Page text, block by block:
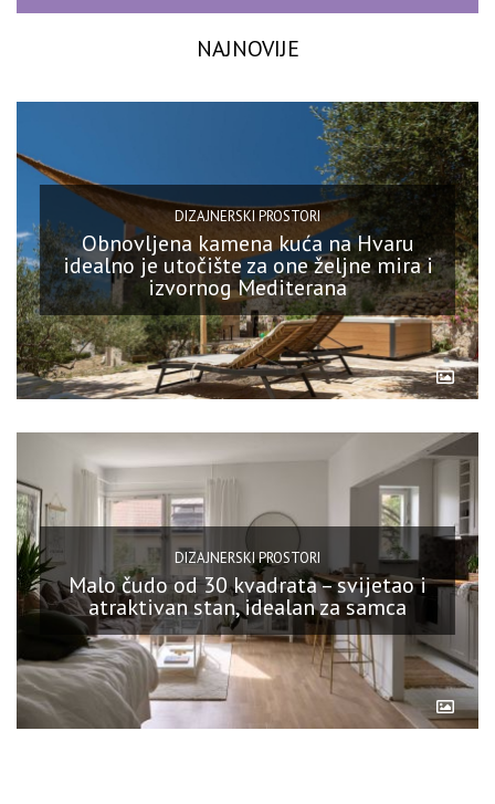
NAJNOVIJE
DIZAJNERSKI PROSTORI
Obnovljena kamena kuća na Hvaru
idealno je utočište za one željne mira i
izvornog Mediterana
DIZAJNERSKI PROSTORI
Malo čudo od 30 kvadrata – svijetao i
atraktivan stan, idealan za samca